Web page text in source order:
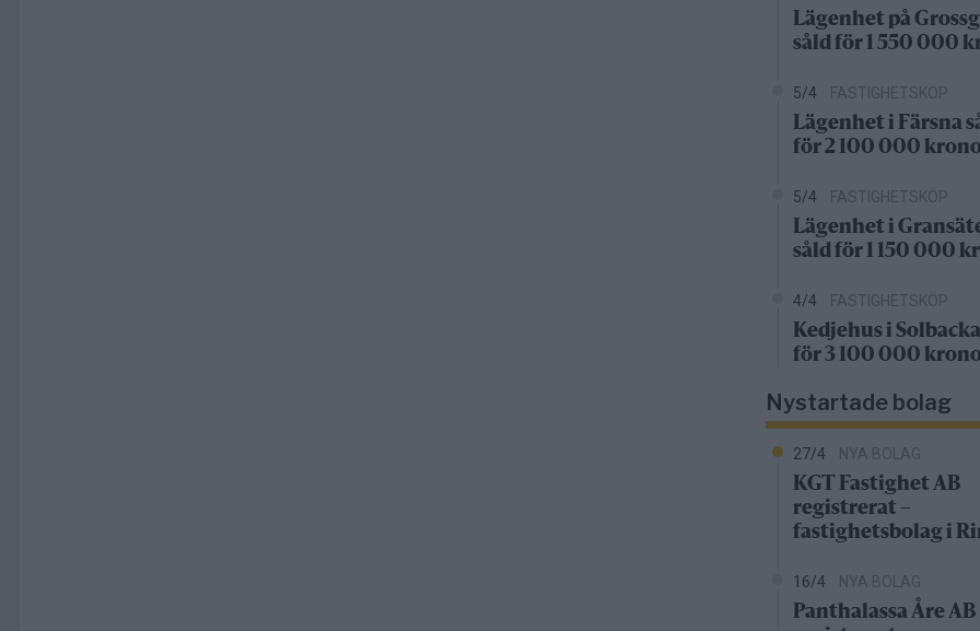
Lägenhet på
såld för 1 550 000
5/4 FASTIGHETSKÖP
Lägenhet i Färsna
för 2 100 000
5/4 FASTIGHETSKÖP
Lägenhet i
såld för 1 150 000
4/4 FASTIGHETSKÖP
Kedjehus i
för 3 100 000
Nystartade bolag
27/4 NYA BOLAG
KGT Fastighet AB
registrerat –
fastighetsbolag i
16/4 NYA BOLAG
Panthalassa Åre AB